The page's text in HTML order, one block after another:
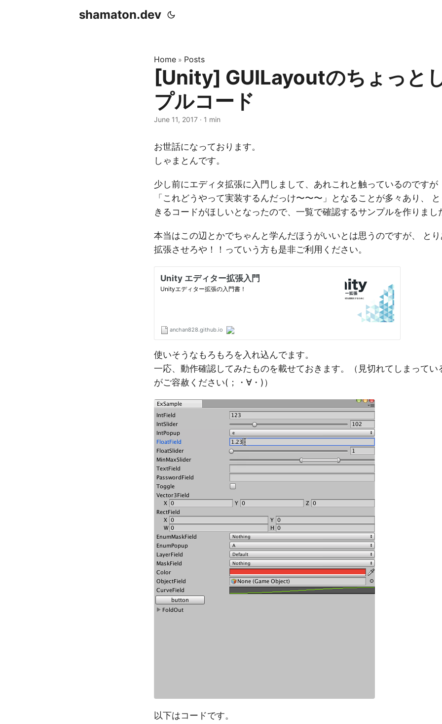
shamaton.dev
Home » Posts
[Unity] GUILayoutのちょっと
プルコード
June 11, 2017 · 1 min
お世話になっております。
しゃまとんです。
少し前にエディタ拡張に入門しまして、あれこれと触っているのですが
「これどうやって実装するんだっけ〜〜〜」となることが多々あり、
きるコードがほしいとなったので、一覧で確認するサンプルを作りまし
本当はこの辺とかでちゃんと学んだほうがいいとは思うのですが、 と
拡張させろや！！っていう方も是非ご利用ください。
使いそうなもろもろを入れ込んでます。
一応、動作確認してみたものを載せておきます。（見切れてしまってい
がご容赦ください(；・∀・)）
以下はコードです。